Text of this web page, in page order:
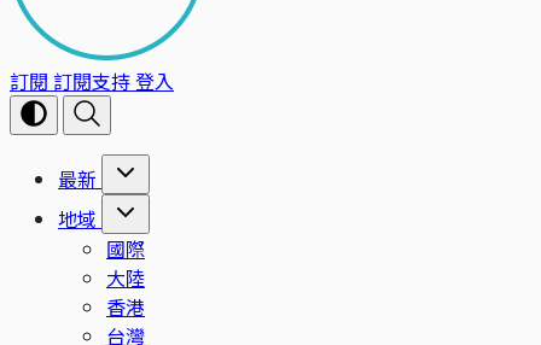
訂閱 訂閱支持登入
最新
地域
國際
大陸
香港
台灣